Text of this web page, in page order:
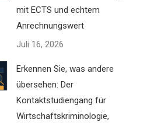
mit ECTS und echtem
Anrechnungswert
Juli 16, 2026
Erkennen Sie, was andere
übersehen: Der
Kontaktstudiengang für
Wirtschaftskriminologie,